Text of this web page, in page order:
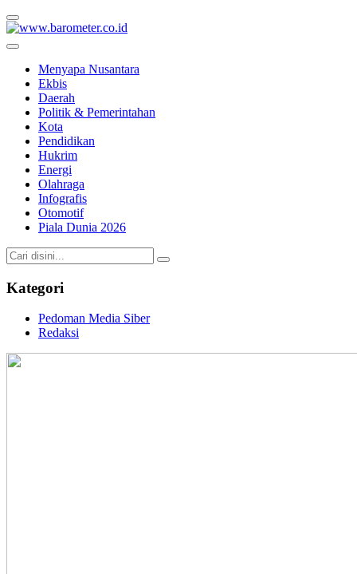
Menyapa Nusantara
Ekbis
Daerah
Politik & Pemerintahan
Kota
Pendidikan
Hukrim
Energi
Olahraga
Infografis
Otomotif
Piala Dunia 2026
Kategori
Pedoman Media Siber
Redaksi